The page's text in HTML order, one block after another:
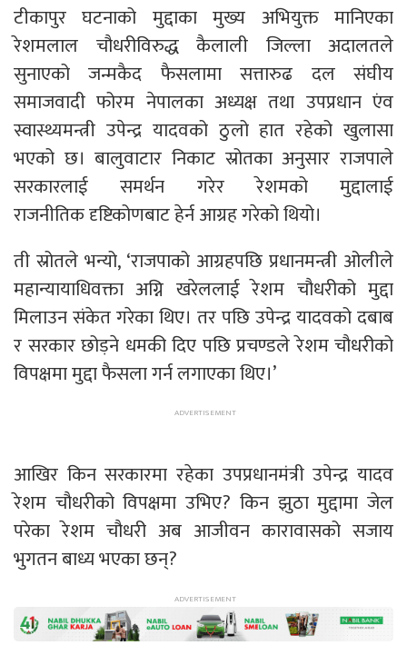
टीकापुर घटनाको मुद्दाका मुख्य अभियुक्त मानिएका
रेशमलाल चौधरीविरुद्ध कैलाली जिल्ला अदालतले
सुनाएको जन्मकैद फैसलामा सत्तारुढ दल संघीय
समाजवादी फोरम नेपालका अध्यक्ष तथा उपप्रधान एंव
स्वास्थ्यमन्त्री उपेन्द्र यादवको ठुलो हात रहेको खुलासा
भएको छ। बालुवाटार निकाट स्रोतका अनुसार राजपाले
सरकारलाई समर्थन गरेर रेशमको मुद्दालाई
राजनीतिक दृष्टिकोणबाट हेर्न आग्रह गरेको थियो।
ती स्रोतले भन्यो, ‘राजपाको आग्रहपछि प्रधानमन्त्री ओलीले
महान्यायाधिवक्ता अग्नि खरेललाई रेशम चौधरीको मुद्दा
मिलाउन संकेत गरेका थिए। तर पछि उपेन्द्र यादवको दबाब
र सरकार छोड़ने धमकी दिए पछि प्रचण्डले रेशम चौधरीको
विपक्षमा मुद्दा फैसला गर्न लगाएका थिए।’
आखिर किन सरकारमा रहेका उपप्रधानमंत्री उपेन्द्र यादव
रेशम चौधरीको विपक्षमा उभिए? किन झुठा मुद्दामा जेल
परेका रेशम चौधरी अब आजीवन कारावासको सजाय
भुगतन बाध्य भएका छन्?